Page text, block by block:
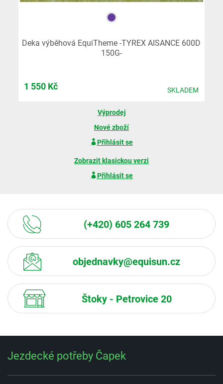
Deka výběhová EquiTheme -TYREX AISANCE 600D
150G-
1 550 Kč SKLADEM
Výprodej
Nové zboží
Přihlásit se
Zobrazit klasickou verzi
Přihlásit se
(+420) 605 264 739
objednavky@equisun.cz
Štoky - Petrovice 20
Jezdecké potřeby Čapek